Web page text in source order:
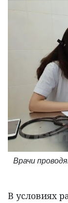
Врачи
В условиях